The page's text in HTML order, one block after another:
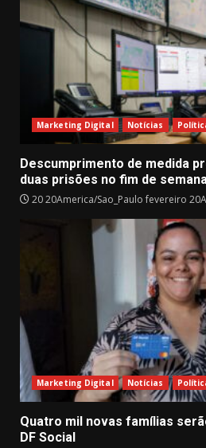
Marketing Digital Notícias
Descumprimento de medida
duas prisões no fim de
20 20America/Sao_Paulo fevereiro
Marketing Digital Notícias
Quatro mil novas famílias
DF Social